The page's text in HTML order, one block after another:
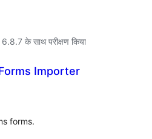
6.8.7 के साथ परीक्षण किया
Importer
forms.